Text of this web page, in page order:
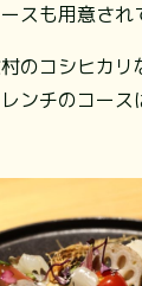
スも用意され
のコシヒカ
ンチのコース